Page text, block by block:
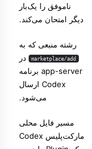
ناموفق را یک‌بار
دیگر امتحان می‌کند.
رشته منبعی که به
marketplace/add
در
app-server برنامه
Codex ارسال
می‌شود.
مسیر فایل محلی
مارکت‌پلیس Codex